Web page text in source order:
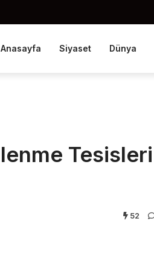
Anasayfa Siyaset Dünya
Tesisleri
52